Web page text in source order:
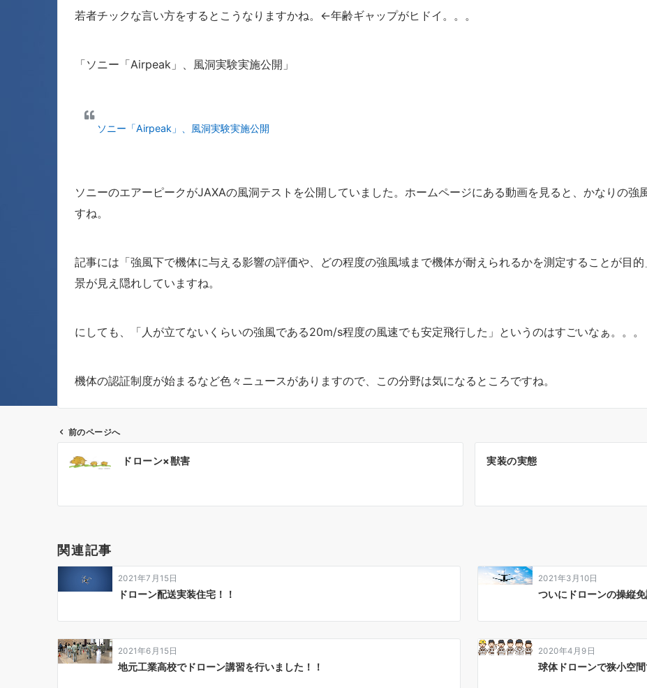
若者チックな言い方をするとこうなりますかね。←年齢ギャップがヒドイ。。。
「ソニー「Airpeak」、風洞実験実施公開」
ソニー「Airpeak」、風洞実験実施公開
ソニーのエアーピークがJAXAの風洞テストを公開していました。ホームページにある動画を見ると、かなりの強
すね。
記事には「強風下で機体に与える影響の評価や、どの程度の強風域まで機体が耐えられるかを測定することが目
景が見え隠れしていますね。
にしても、「人が立てないくらいの強風である20m/s程度の風速でも安定飛行した」というのはすごいなぁ。。。
機体の認証制度が始まるなど色々ニュースがありますので、この分野は気になるところですね。
ゲ
ー
シ
ョ
ン
前のページへ
ドローン×獣害 実装の実態
関連記事
2021年7月15日
ドローン配送実装住宅！！
2021年3月10日
ついにドローンの操縦免
2021年6月15日
地元工業高校でドローン講習を行いました！！
2020年4月9日
球体ドローンで狭小空